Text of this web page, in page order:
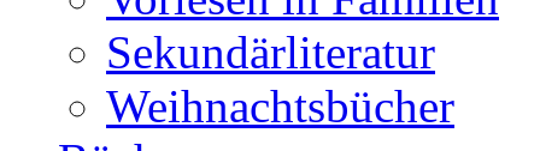
Sekundärliteratur
Weihnachtsbücher